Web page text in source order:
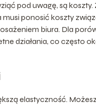
pod uwagę, są
ponosić koszty
biura. Dla
działania, co często
elastyczność.